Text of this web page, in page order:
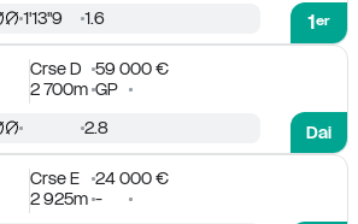
1er
1'13''9 1.6
Crse D
59 000 €
2 700m GP
Dai
2.8
Crse E
24 000 €
2 925m -